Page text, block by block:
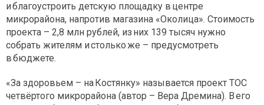
и благоустроить детскую площадку в центре
микрорайона, напротив магазина «Околица». Стоимость
проекта – 2,8 млн рублей, из них 139 тысяч нужно
собрать жителям и столько же – предусмотреть
в бюджете.
«За здоровьем – на Костянку» называется проект ТОС
четвёртого микрорайона (автор – Вера Дремина). В его